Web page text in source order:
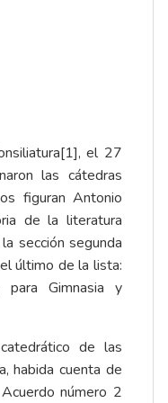
[1], el 27
las cátedras
figuran Antonio
de la literatura
sección segunda
último de la lista:
para Gimnasia y
de las
habida cuenta de
número 2